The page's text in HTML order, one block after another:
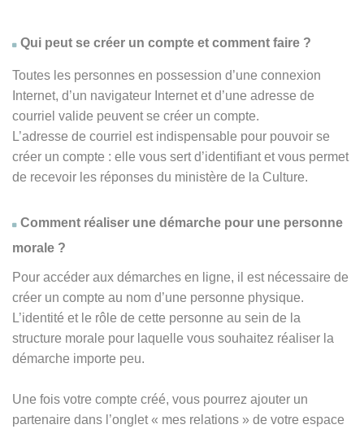
Qui peut se créer un compte et comment faire ?
Toutes les personnes en possession d’une connexion
Internet, d’un navigateur Internet et d’une adresse de
courriel valide peuvent se créer un compte.
L’adresse de courriel est indispensable pour pouvoir se
créer un compte : elle vous sert d’identifiant et vous permet
de recevoir les réponses du ministère de la Culture.
Comment réaliser une démarche pour une personne
morale ?
Pour accéder aux démarches en ligne, il est nécessaire de
créer un compte au nom d’une personne physique.
L’identité et le rôle de cette personne au sein de la
structure morale pour laquelle vous souhaitez réaliser la
démarche importe peu.
Une fois votre compte créé, vous pourrez ajouter un
partenaire dans l’onglet « mes relations » de votre espace